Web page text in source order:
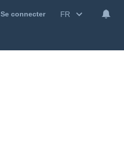
Se connecter FR